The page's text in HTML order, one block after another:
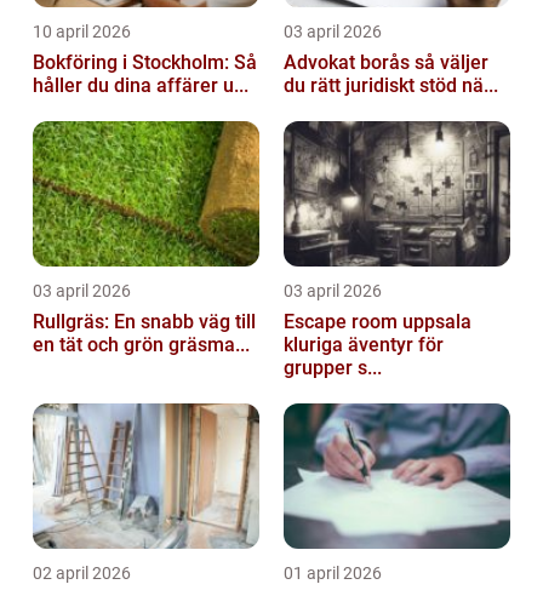
10 april 2026
Bokföring i Stockholm: Så
håller du dina affärer u...
03 april 2026
Advokat borås så väljer
du rätt juridiskt stöd nä...
03 april 2026
Rullgräs: En snabb väg till
en tät och grön gräsma...
03 april 2026
Escape room uppsala
kluriga äventyr för
grupper s...
02 april 2026 01 april 2026